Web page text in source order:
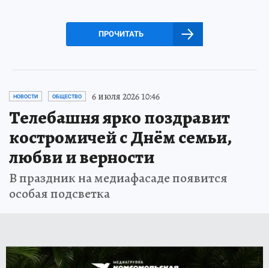
ПРОЧИТАТЬ
НОВОСТИ ОБЩЕСТВО 6 июля 2026 10:46
Телебашня ярко поздравит
костромичей с Днём семьи,
любви и верности
В праздник на медиафасаде появится
особая подсветка